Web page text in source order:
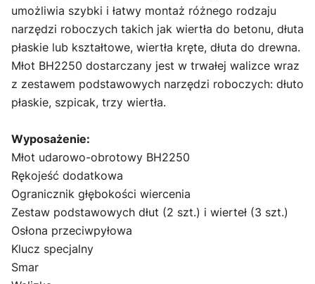
umożliwia szybki i łatwy montaż różnego rodzaju
narzędzi roboczych takich jak wiertła do betonu, dłuta
płaskie lub kształtowe, wiertła kręte, dłuta do drewna.
Młot BH2250 dostarczany jest w trwałej walizce wraz
z zestawem podstawowych narzędzi roboczych: dłuto
płaskie, szpicak, trzy wiertła.
Wyposażenie:
Młot udarowo-obrotowy BH2250
Rękojeść dodatkowa
Ogranicznik głębokości wiercenia
Zestaw podstawowych dłut (2 szt.) i wierteł (3 szt.)
Osłona przeciwpyłowa
Klucz specjalny
Smar